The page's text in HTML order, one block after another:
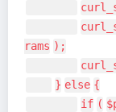
rams );
} else {
if (